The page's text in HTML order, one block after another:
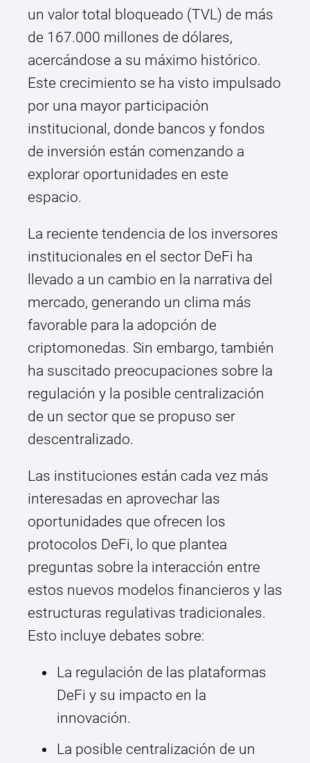
un valor total bloqueado (TVL) de más
de 167.000 millones de dólares,
acercándose a su máximo histórico.
Este crecimiento se ha visto impulsado
por una mayor participación
institucional, donde bancos y fondos
de inversión están comenzando a
explorar oportunidades en este
espacio.
La reciente tendencia de los inversores
institucionales en el sector DeFi ha
llevado a un cambio en la narrativa del
mercado, generando un clima más
favorable para la adopción de
criptomonedas. Sin embargo, también
ha suscitado preocupaciones sobre la
regulación y la posible centralización
de un sector que se propuso ser
descentralizado.
Las instituciones están cada vez más
interesadas en aprovechar las
oportunidades que ofrecen los
protocolos DeFi, lo que plantea
preguntas sobre la interacción entre
estos nuevos modelos financieros y las
estructuras regulativas tradicionales.
Esto incluye debates sobre:
La regulación de las plataformas
DeFi y su impacto en la
innovación.
La posible centralización de un